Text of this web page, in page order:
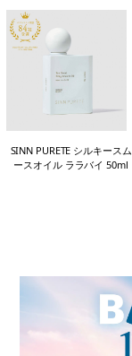
SINN PURETE シルキースム
ースオイル ララバイ 50ml